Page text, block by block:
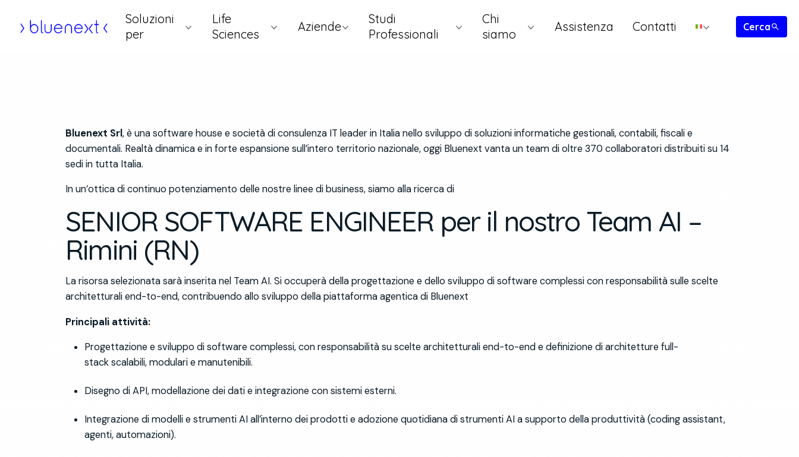
contenuto
Soluzioni
per
Life
Sciences
Aziende
Studi
Professionali
Chi
siamo
Assistenza Contatti
Home
Bluenext Srl,è una software house e società di consulenza IT leader in Italia nello sviluppo di soluzioni informatiche gestionali, contabili, fiscali e
documentali. Realtà dinamica e in forte espansione sull’intero territorio nazionale, oggi Bluenext vanta un team di oltre 370 collaboratori distribuiti su 14
sedi in tutta Italia.
In un’ottica di continuo potenziamento delle nostre linee di business, siamo alla ricerca di
SENIOR SOFTWARE ENGINEER per il nostro Team AI –
Rimini (RN)
La risorsa selezionata sarà inserita nel Team AI. Si occuperà della progettazione e dello sviluppo di software complessi con responsabilità sulle scelte
architetturali end-to-end, contribuendoallo sviluppo della piattaformaagenticadi Bluenext
Principali attività:
Progettazione e sviluppo di software complessi, con responsabilità su scelte architetturali end-to-end e definizione di architetture full-
stack scalabili, modulari e manutenibili.
Disegno di API, modellazione dei dati e integrazione con sistemi esterni.
Integrazione di modelli e strumenti AI all’interno dei prodotti e adozione quotidiana di strumenti AI a supporto della produttività (coding assistant,
agenti, automazioni).